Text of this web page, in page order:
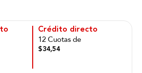
Crédito directo
12 Cuotas de
$34,54